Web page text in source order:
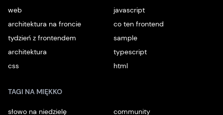
web
javascript
architektura na froncie
co ten frontend
tydzień z frontendem
sample
architektura
typescript
css
html
TAGI NA MIĘKKO
słowo na niedzielę community